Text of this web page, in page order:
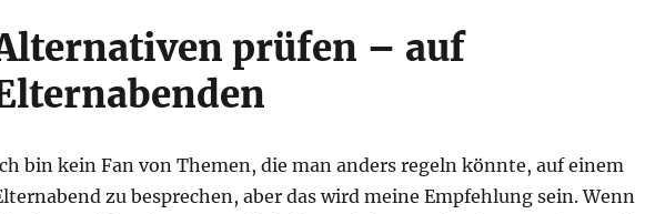
prüfen – auf
bin kein Fan von Themen, die man anders regeln könnte, auf einem
zu besprechen, aber das wird meine Empfehlung sein. Wenn